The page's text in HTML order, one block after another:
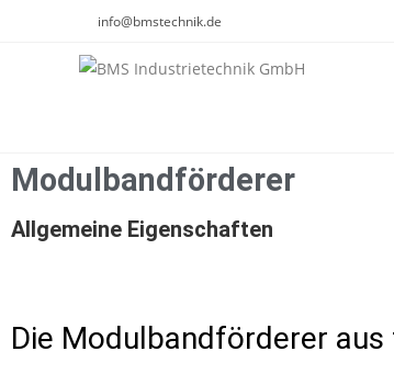
info@bmstechnik.de
Modulbandförderer
Allgemeine Eigenschaften
Die Modulbandförderer